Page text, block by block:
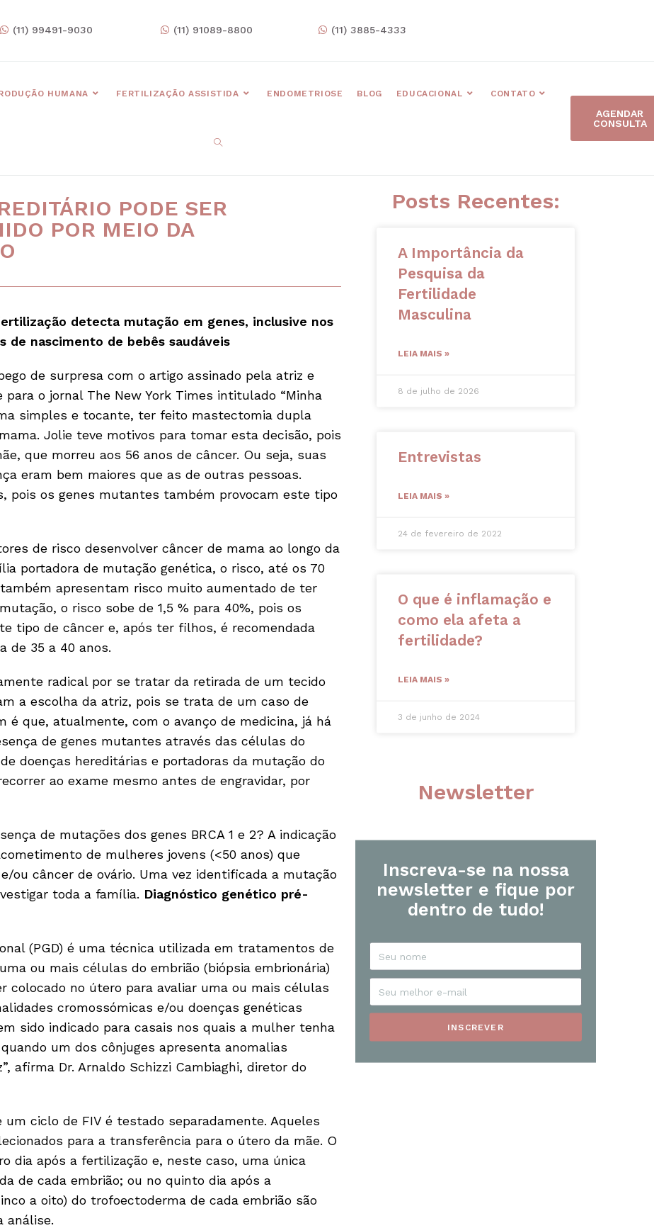
(11) 99491-9030 (11) 91089-8800 (11) 3885-4333
HUMANA FERTILIZAÇÃO ASSISTIDA ENDOMETRIOSE BLOG EDUCACIONAL CONTATO
AGENDAR
CONSULTA
PODE SER
POR MEIO DA
detecta mutação em genes, inclusive nos
de nascimento de bebês saudáveis
de surpresa com o artigo assinado pela atriz e
o jornal The New York Times intitulado “Minha
simples e tocante, ter feito mastectomia dupla
Jolie teve motivos para tomar esta decisão, pois
que morreu aos 56 anos de câncer. Ou seja, suas
eram bem maiores que as de outras pessoas.
pois os genes mutantes também provocam este tipo
de risco desenvolver câncer de mama ao longo da
portadora de mutação genética, o risco, até os 70
apresentam risco muito aumentado de ter
o risco sobe de 1,5 % para 40%, pois os
tipo de câncer e, após ter filhos, é recomendada
de 35 a 40 anos.
radical por se tratar da retirada de um tecido
a escolha da atriz, pois se trata de um caso de
é que, atualmente, com o avanço de medicina, já há
de genes mutantes através das células do
doenças hereditárias e portadoras da mutação do
ao exame mesmo antes de engravidar, por
de mutações dos genes BRCA 1 e 2? A indicação
de mulheres jovens (<50 anos) que
ou câncer de ovário. Uma vez identificada a mutação
toda a família. Diagnóstico genético pré-
(PGD) é uma técnica utilizada em tratamentos de
ou mais células do embrião (biópsia embrionária)
colocado no útero para avaliar uma ou mais células
cromossómicas e/ou doenças genéticas
sido indicado para casais nos quais a mulher tenha
um dos cônjuges apresenta anomalias
afirma Dr. Arnaldo Schizzi Cambiaghi, diretor do
ciclo de FIV é testado separadamente. Aqueles
para a transferência para o útero da mãe. O
dia após a fertilização e, neste caso, uma única
de cada embrião; ou no quinto dia após a
a oito) do trofoectoderma de cada embrião são
análise.
Posts Recentes:
A Importância da
Pesquisa da
Fertilidade
Masculina
LEIA MAIS »
8 de julho de 2026
Entrevistas
LEIA MAIS »
24 de fevereiro de 2022
O que é inflamação e
como ela afeta a
fertilidade?
LEIA MAIS »
3 de junho de 2024
Newsletter
Inscreva-se na nossa
newsletter e fique por
dentro de tudo!
INSCREVER